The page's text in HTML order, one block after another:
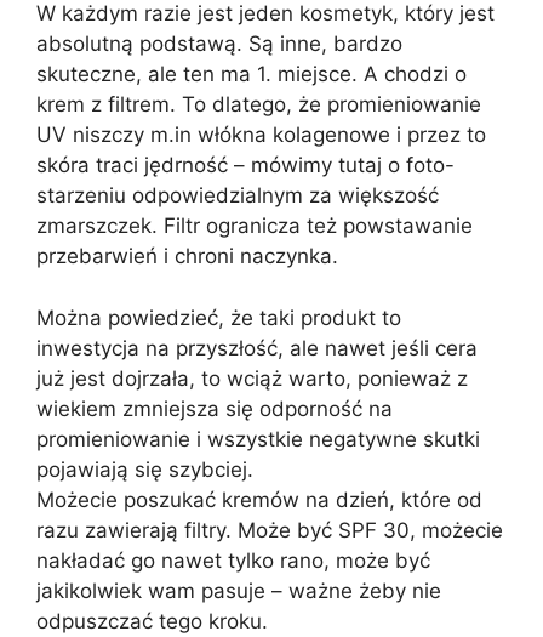
W każdym razie jest jeden kosmetyk, który jest
absolutną podstawą. Są inne, bardzo
skuteczne, ale ten ma 1. miejsce. A chodzi o
krem z filtrem. To dlatego, że promieniowanie
UV niszczy m.in włókna kolagenowe i przez to
skóra traci jędrność – mówimy tutaj o foto-
starzeniu odpowiedzialnym za większość
zmarszczek. Filtr ogranicza też powstawanie
przebarwień i chroni naczynka.
Można powiedzieć, że taki produkt to
inwestycja na przyszłość, ale nawet jeśli cera
już jest dojrzała, to wciąż warto, ponieważ z
wiekiem zmniejsza się odporność na
promieniowanie i wszystkie negatywne skutki
pojawiają się szybciej.
Możecie poszukać kremów na dzień, które od
razu zawierają filtry. Może być SPF 30, możecie
nakładać go nawet tylko rano, może być
jakikolwiek wam pasuje – ważne żeby nie
odpuszczać tego kroku.